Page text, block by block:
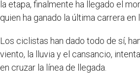
la etapa, finalmente ha llegado el
quien ha ganado la última carrera en
Los ciclistas han dado todo de sí,
viento, la lluvia y el cansancio,
en cruzar la línea de llegada.